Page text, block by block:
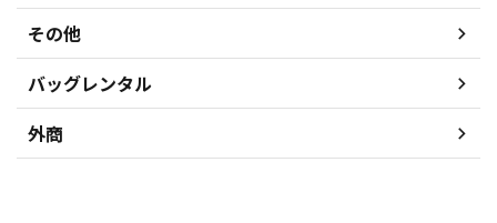
その他
バッグレンタル
外商